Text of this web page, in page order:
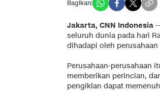
Bagikan:
Jakarta, CNN Indonesia
seluruh dunia pada hari
dihadapi oleh
Perusahaan-perusahaan
memberikan perincian,
pengiklan dapat